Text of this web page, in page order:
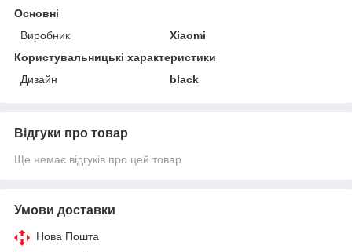
Основні
Виробник
Xiaomi
Користувальницькі характеристики
Дизайн
black
Відгуки про товар
Ще немає відгуків про цей товар
Умови доставки
Нова Пошта